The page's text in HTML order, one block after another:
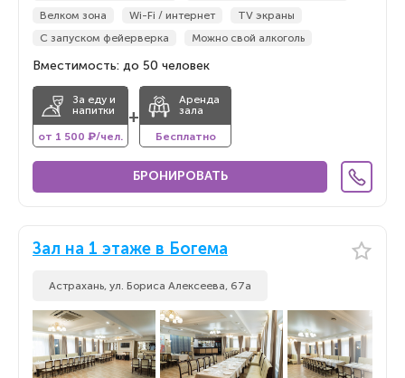
Велком зона
Wi-Fi / интернет
TV экраны
С запуском фейерверка
Можно свой алкоголь
Вместимость: до 50 человек
За еду и
напитки
от 1 500 ₽/чел.
+
Аренда
зала
Бесплатно
БРОНИРОВАТЬ
Зал на 1 этаже в Богема
Астрахань, ул. Бориса Алексеева, 67а